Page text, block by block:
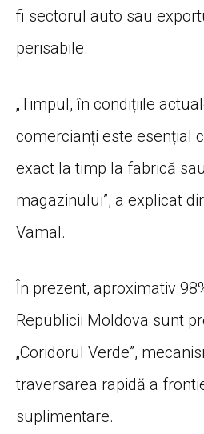
fi sectorul auto sau
perisabile.
„Timpul, în condițiile
comercianți este esențial
exact la timp la fabrică
magazinului”, a explicat
Vamal.
În prezent, aproximativ
Republicii Moldova sunt
„Coridorul Verde”,
traversarea rapidă a
suplimentare.